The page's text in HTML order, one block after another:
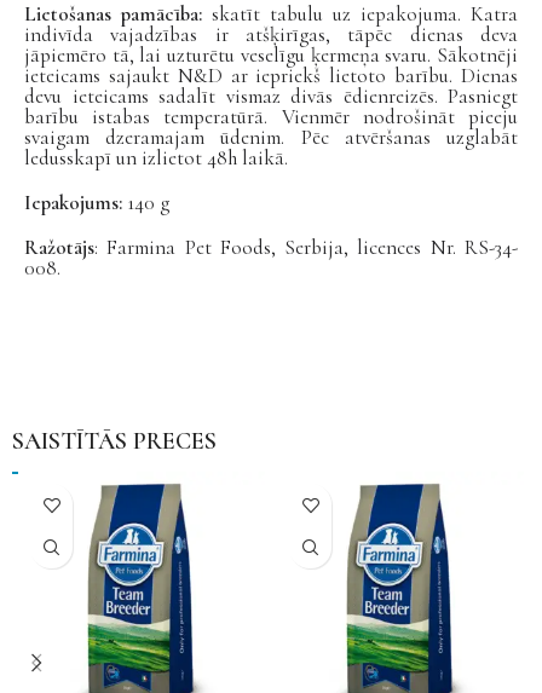
Lietošanas pamācība: skatīt tabulu uz iepakojuma. Katra
indivīda vajadzības ir atšķirīgas, tāpēc dienas deva
jāpiemēro tā, lai uzturētu veselīgu ķermeņa svaru. Sākotnēji
ieteicams sajaukt N&D ar iepriekš lietoto barību. Dienas
devu ieteicams sadalīt vismaz divās ēdienreizēs. Pasniegt
barību istabas temperatūrā. Vienmēr nodrošināt pieeju
svaigam dzeramajam ūdenim. Pēc atvēršanas uzglabāt
ledusskapī un izlietot 48h laikā.
Iepakojums: 140 g
Ražotājs: Farmina Pet Foods, Serbija, licences Nr. RS-34-
008.
SAISTĪTĀS PRECES